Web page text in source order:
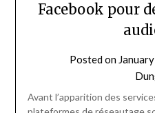
Facebook pour
Posted on
Avant l’apparition des